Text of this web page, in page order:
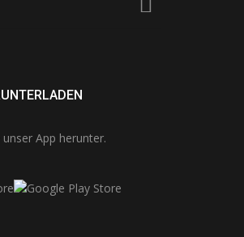
unser App herunter.